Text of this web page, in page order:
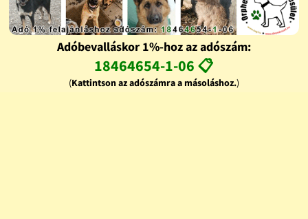
Adóbevalláskor 1%-hoz az adószám:
18464654-1-06 📋
(Kattintson az adószámra a másoláshoz.)